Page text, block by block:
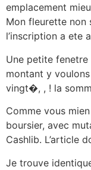
emplacement
Mon fleurette non
l’inscription a ete
Une petite fenetre
montant y
vingt�, , ! la
Comme vous
boursier, avec
Cashlib. L’article
Je trouve